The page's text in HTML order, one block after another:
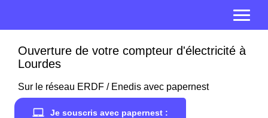
Ouverture de votre compteur d'électricité à
Lourdes
Sur le réseau ERDF / Enedis avec papernest
Je souscris avec papernest :